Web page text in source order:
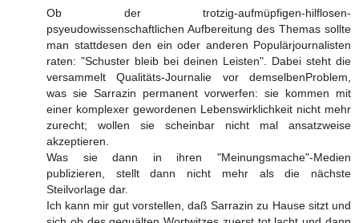
Ob der trotzig-aufmüpfigen-hilflosen-
psyeudowissenschaftlichen Aufbereitung des Themas sollte
man stattdesen den ein oder anderen Populärjournalisten
raten: "Schuster bleib bei deinen Leisten". Dabei steht die
versammelt Qualitäts-Journalie vor demselbenProblem,
was sie Sarrazin permanent vorwerfen: sie kommen mit
einer komplexer gewordenen Lebenswirklichkeit nicht mehr
zurecht; wollen sie scheinbar nicht mal ansatzweise
akzeptieren.
Was sie dann in ihren "Meinungsmache"-Medien
publizieren, stellt dann nicht mehr als die nächste
Steilvorlage dar.
Ich kann mir gut vorstellen, daß Sarrazin zu Hause sitzt und